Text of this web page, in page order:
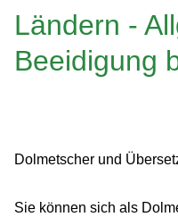
Ländern -
Beeidigung
Dolmetscher und
Sie können sich als